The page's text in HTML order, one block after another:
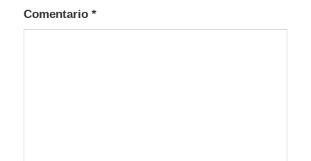
Comentario *